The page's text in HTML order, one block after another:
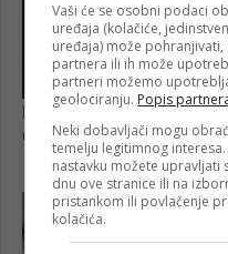
Vaši će se osobni podaci
uređaja (kolačiće,
uređaja) može
partnera ili ih može
partneri možemo
geolociranju. Popis
Neki dobavljači mogu
temelju legitimnog
nastavku možete upravljati
dnu ove stranice ili na
pristankom ili povlačenje
kolačića.